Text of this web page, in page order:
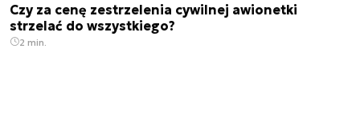
Czy za cenę zestrzelenia cywilnej awionetki
strzelać do wszystkiego?
2 min.